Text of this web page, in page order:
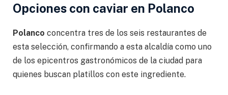
Opciones con caviar en Polanco
Polanco concentra tres de los seis restaurantes de
esta selección, confirmando a esta alcaldía como uno
de los epicentros gastronómicos de la ciudad para
quienes buscan platillos con este ingrediente.